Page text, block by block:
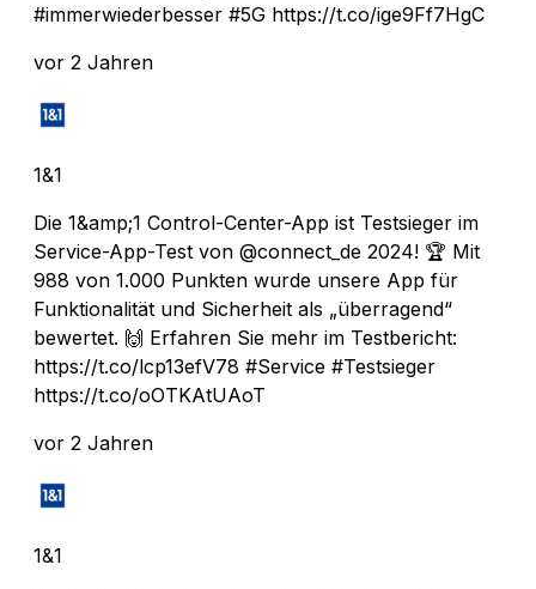
#immerwiederbesser #5G https://t.co/ige9Ff7HgC
vor 2 Jahren
1&1
Die 1&amp;1 Control-Center-App ist Testsieger im
Service-App-Test von @connect_de 2024! 🏆 Mit
988 von 1.000 Punkten wurde unsere App für
Funktionalität und Sicherheit als „überragend“
bewertet. 🙌 Erfahren Sie mehr im Testbericht:
https://t.co/lcp13efV78 #Service #Testsieger
https://t.co/oOTKAtUAoT
vor 2 Jahren
1&1